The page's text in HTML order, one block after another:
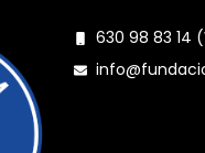
630 98 83 14